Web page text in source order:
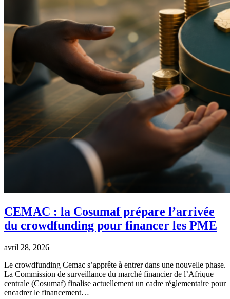
CEMAC : la Cosumaf prépare l’arrivée
du crowdfunding pour financer les PME
avril 28, 2026
Le crowdfunding Cemac s’apprête à entrer dans une nouvelle phase.
La Commission de surveillance du marché financier de l’Afrique
centrale (Cosumaf) finalise actuellement un cadre réglementaire pour
encadrer le financement…